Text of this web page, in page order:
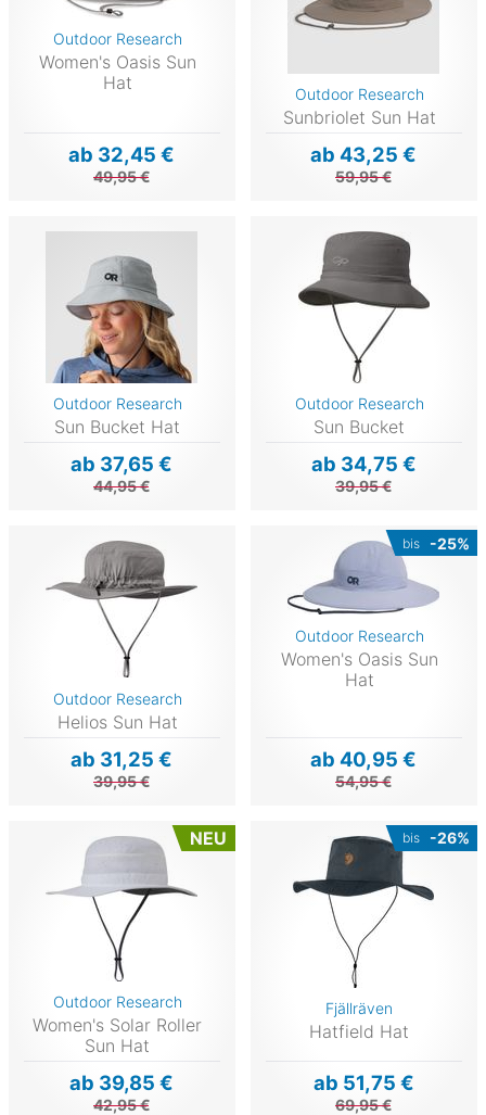
Outdoor Research
Women's Oasis Sun
Hat
ab 32,45 €
49,95 €
Outdoor Research
Sunbriolet Sun Hat
ab 43,25 €
59,95 €
Outdoor Research
Sun Bucket Hat
ab 37,65 €
44,95 €
Outdoor Research
Sun Bucket
ab 34,75 €
39,95 €
Outdoor Research
Helios Sun Hat
ab 31,25 €
39,95 €
bis -25%
Outdoor Research
Women's Oasis Sun
Hat
ab 40,95 €
54,95 €
NEU
Outdoor Research
Women's Solar Roller
Sun Hat
ab 39,85 €
42,95 €
bis -26%
Fjällräven
Hatfield Hat
ab 51,75 €
69,95 €